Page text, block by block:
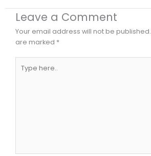
Leave a Comment
Your email address will not be published.
are marked *
here..